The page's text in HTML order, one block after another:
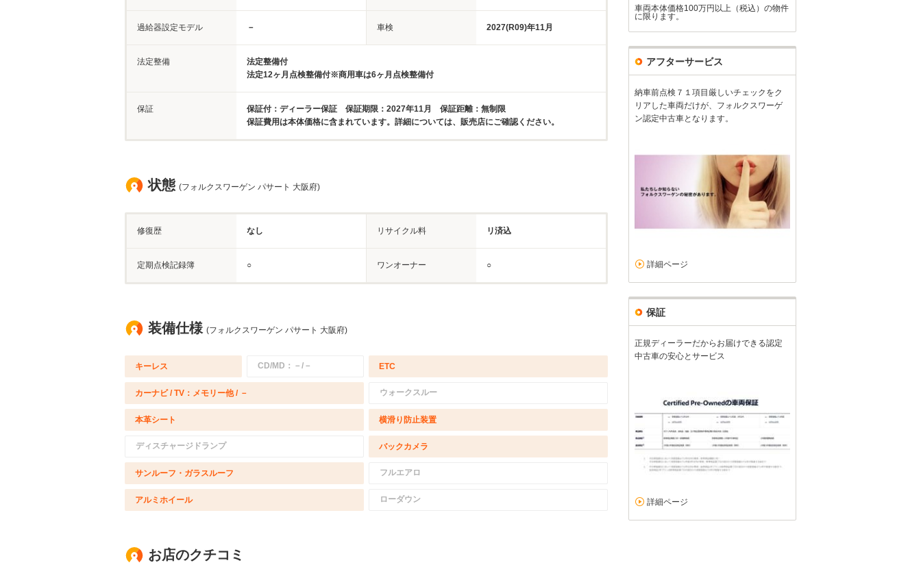
過給器設定モデル － 車検 2027(R09)年11月
法定整備
法定整備付
法定12ヶ月点検整備付※商用車は6ヶ月点検整備付
保証
保証付：ディーラー保証 保証期限：2027年11月 保証距離：無制限
保証費用は本体価格に含まれています。詳細については、販売店にご確認ください。
状態 (フォルクスワーゲン パサート 大阪府)
修復歴 なし リサイクル料 リ済込
定期点検記録簿 ○ ワンオーナー ○
装備仕様 (フォルクスワーゲン パサート 大阪府)
キーレス CD/MD：－/－ ETC
カーナビ / TV：メモリー他 / － ウォークスルー
本革シート 横滑り防止装置
ディスチャージドランプ バックカメラ
サンルーフ・ガラスルーフ フルエアロ
アルミホイール ローダウン
お店のクチコミ
車両本体価格100万円以上（税込）の物件
に限ります。
アフターサービス
納車前点検７１項目厳しいチェックをク
リアした車両だけが、フォルクスワーゲ
ン認定中古車となります。
詳細ページ
保証
正規ディーラーだからお届けできる認定
中古車の安心とサービス
詳細ページ